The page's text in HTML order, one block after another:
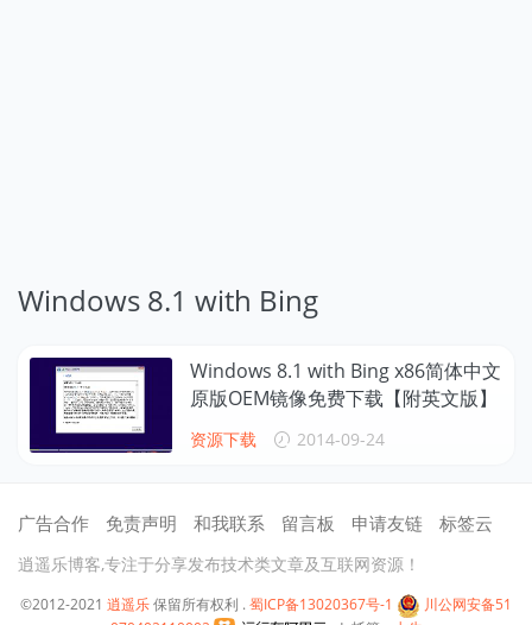
Windows 8.1 with Bing
Windows 8.1 with Bing x86简体中文
原版OEM镜像免费下载【附英文版】
资源下载 2014-09-24
广告合作 免责声明 和我联系 留言板 申请友链 标签云
逍遥乐博客,专注于分享发布技术类文章及互联网资源！
©2012-2021 逍遥乐保留所有权利 . 蜀ICP备13020367号-1
川公网安备51